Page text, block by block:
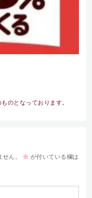
のとなっております。
ん。
※ が付いている欄は